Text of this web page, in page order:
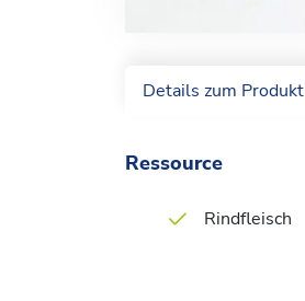
Details zum Produkt
Ressource
Rindfleisch